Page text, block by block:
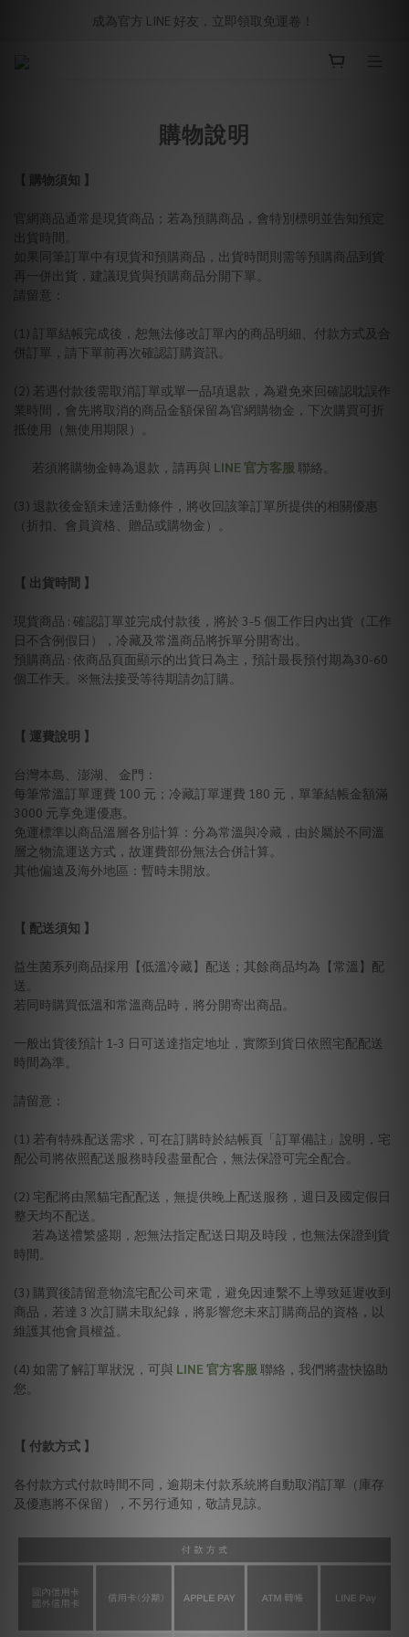
成為官方 LINE 好友，立即領取免運卷！
購物說明
【 購物須知 】
官網商品通常是現貨商品；若為預購商品，會特別標明並告知預定
出貨時間。
如果同筆訂單中有現貨和預購商品，出貨時間則需等預購商品到貨
再一併出貨，建議現貨與預購商品分開下單。
請留意：
(1) 訂單結帳完成後，恕無法修改訂單內的商品明細、付款方式及合
併訂單，請下單前再次確認訂購資訊。
(2) 若遇付款後需取消訂單或單一品項退款，為避免來回確認耽誤作
業時間，會先將取消的商品金額保留為官網購物金，下次購買可折
抵使用（無使用期限）。
若須將購物金轉為退款，請再與 LINE 官方客服 聯絡。
(3) 退款後金額未達活動條件，將收回該筆訂單所提供的相關優惠
（折扣、會員資格、贈品或購物金）。
【 出貨時間 】
現貨商品 : 確認訂單並完成付款後，將於 3-5 個工作日內出貨（工作
日不含例假日），冷藏及常溫商品將拆單分開寄出。
預購商品 : 依商品頁面顯示的出貨日為主，預計最長預付期為30-60
個工作天。※無法接受等待期請勿訂購。
【 運費說明 】
台灣本島、澎湖、 金門：
每筆常溫訂單運費 100 元；冷藏訂單運費 180 元，單筆結帳金額滿
3000 元享免運優惠。
免運標準以商品溫層各別計算：分為常溫與冷藏，由於屬於不同溫
層之物流運送方式，故運費部份無法合併計算。
其他偏遠及海外地區：暫時未開放。
【 配送須知 】
益生菌系列商品採用【低溫冷藏】配送；其餘商品均為【常溫】配
送。
若同時購買低溫和常溫商品時，將分開寄出商品。
一般出貨後預計 1-3 日可送達指定地址，實際到貨日依照宅配配送
時間為準。
請留意：
(1) 若有特殊配送需求，可在訂購時於結帳頁「訂單備註」說明，宅
配公司將依照配送服務時段盡量配合，無法保證可完全配合。
(2) 宅配將由黑貓宅配配送，無提供晚上配送服務，週日及國定假日
整天均不配送。
若為送禮繁盛期，恕無法指定配送日期及時段，也無法保證到貨
時間。
(3) 購買後請留意物流宅配公司來電，避免因連繫不上導致延遲收到
商品，若達 3 次訂購未取紀錄，將影響您未來訂購商品的資格，以
維護其他會員權益。
(4) 如需了解訂單狀況，可與 LINE 官方客服 聯絡，我們將盡快協助
您。
【 付款方式 】
各付款方式付款時間不同，逾期未付款系統將自動取消訂單（庫存
及優惠將不保留），不另行通知，敬請見諒。